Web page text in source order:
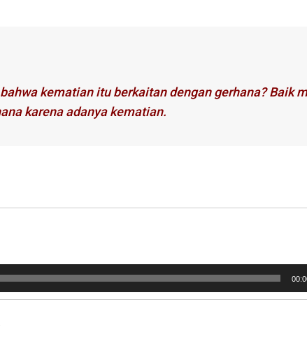
kematian itu berkaitan dengan gerhana? Baik
karena adanya kematian.